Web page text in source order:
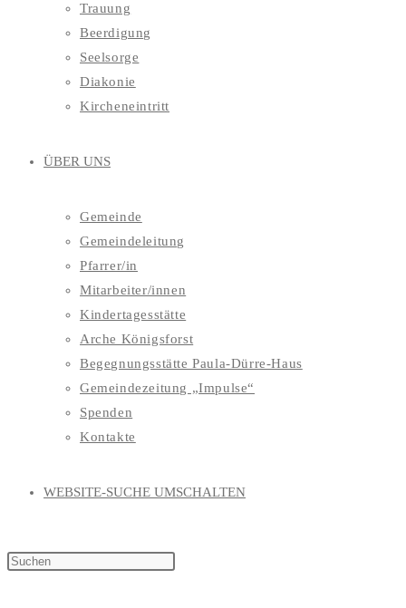
Trauung
Beerdigung
Seelsorge
Diakonie
Kircheneintritt
ÜBER UNS
Gemeinde
Gemeindeleitung
Pfarrer/in
Mitarbeiter/innen
Kindertagesstätte
Arche Königsforst
Begegnungsstätte Paula-Dürre-Haus
Gemeindezeitung „Impulse“
Spenden
Kontakte
WEBSITE-SUCHE UMSCHALTEN